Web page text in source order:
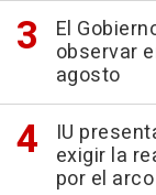
El
observar
agosto
IU
exigir la
por el